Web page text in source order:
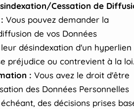
Cessation de
Vous pouvez demander la
de vos Données
désindexation d'un hyperlien
préjudice ou contrevient à la loi.
: Vous avez le droit d'être
des Données Personnelles
des décisions prises